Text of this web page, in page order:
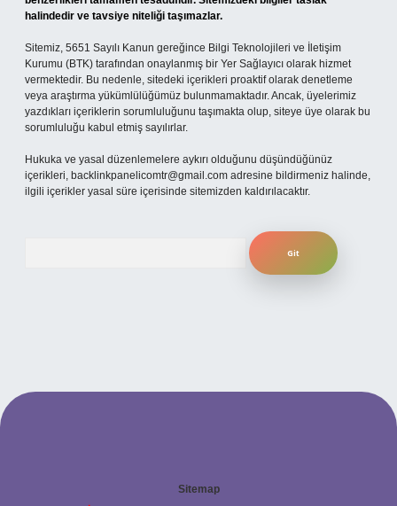
halindedir ve tavsiye niteliği taşımazlar.
Sitemiz, 5651 Sayılı Kanun gereğince Bilgi Teknolojileri ve İletişim
Kurumu (BTK) tarafından onaylanmış bir Yer Sağlayıcı olarak hizmet
vermektedir. Bu nedenle, sitedeki içerikleri proaktif olarak denetleme
veya araştırma yükümlülüğümüz bulunmamaktadır. Ancak, üyelerimiz
yazdıkları içeriklerin sorumluluğunu taşımakta olup, siteye üye olarak bu
sorumluluğu kabul etmiş sayılırlar.
Hukuka ve yasal düzenlemelere aykırı olduğunu düşündüğünüz
içerikleri, backlinkpanelicomtr@gmail.com adresine bildirmeniz halinde,
ilgili içerikler yasal süre içerisinde sitemizden kaldırılacaktır.
Sitemap